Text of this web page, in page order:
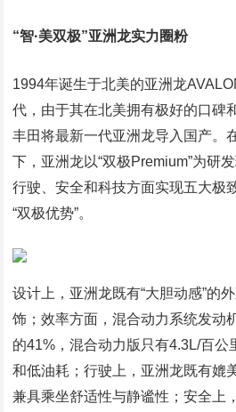
“智·美双极”亚洲龙实力圈粉
1994年诞生于北美的亚洲龙
代，由于其在北美拥有极好的口碑
丰田将最新一代亚洲龙导入国产。
下，亚洲龙以“双极Premium”为研
行驶、安全和科技方面实现五大极
“双极优势”。
设计上，亚洲龙既有“大胆动感”的
饰；效率方面，混合动力系统发动
的41%，混合动力版只有4.3L/百公
和低油耗；行驶上，亚洲龙既有媲
兼具乘坐舒适性与静谧性；安全上